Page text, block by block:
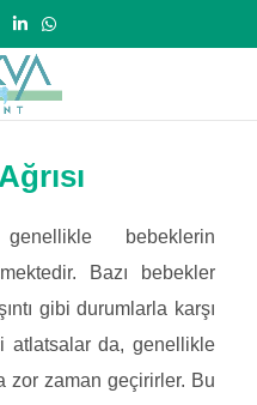
bebeklerin
Bazı bebekler
gibi durumlarla karşı
atlatsalar da, genellikle
zor zaman geçirirler. Bu